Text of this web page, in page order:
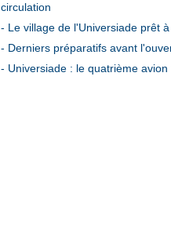
circulation
- Le village de l'Universiade prêt
- Derniers préparatifs avant
- Universiade : le quatrième